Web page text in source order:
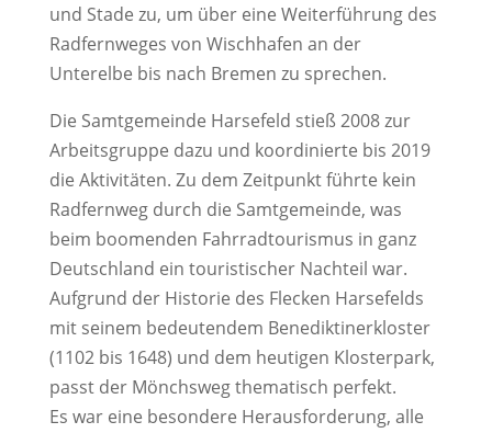
und Stade zu, um über eine Weiterführung des
Radfernweges von Wischhafen an der
Unterelbe bis nach Bremen zu sprechen.
Die Samtgemeinde Harsefeld stieß 2008 zur
Arbeitsgruppe dazu und koordinierte bis 2019
die Aktivitäten. Zu dem Zeitpunkt führte kein
Radfernweg durch die Samtgemeinde, was
beim boomenden Fahrradtourismus in ganz
Deutschland ein touristischer Nachteil war.
Aufgrund der Historie des Flecken Harsefelds
mit seinem bedeutendem Benediktinerkloster
(1102 bis 1648) und dem heutigen Klosterpark,
passt der Mönchsweg thematisch perfekt.
Es war eine besondere Herausforderung, alle